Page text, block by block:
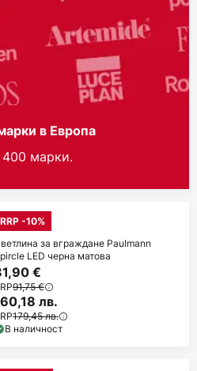
в Европа
марки.
RRP -10%
за вграждане Paulmann
LED черна матова
€
91,75 €
лв.
179,45 лв.
В наличност